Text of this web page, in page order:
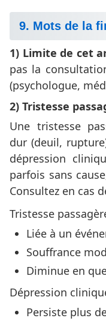
9. Mots de la
1) Limite de cet
pas la
(psychologue,
2) Tristesse
Une tristesse
dur (deuil,
dépression
parfois sans
Consultez en cas
Tristesse
Liée à un
Souffrance
Diminue en
Dépression
Persiste plus